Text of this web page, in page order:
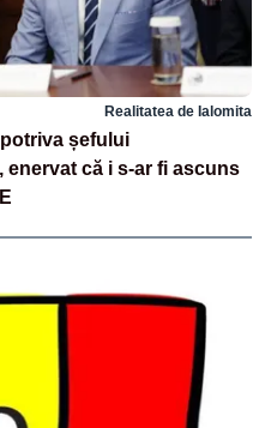
Realitatea de Ialomita
șefului
că i s-ar fi ascuns